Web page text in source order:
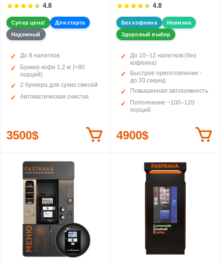
4.8
Супер цена!
Для старта
Надежный
До 8 напитков
Бункер кофе 1,2 кг (≈80
порций)
2 бункера для сухих смесей
Автоматическая очистка
3500$
4.8
Без кофеина
Новинка
Здоровый выбор
До 10–12 напитков (без
кофеина)
Быстрое приготовление -
до 30 секунд
Повышенная автономность
Пополнение ~100–120
порций
4900$